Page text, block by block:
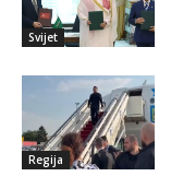
Svijet
Regija